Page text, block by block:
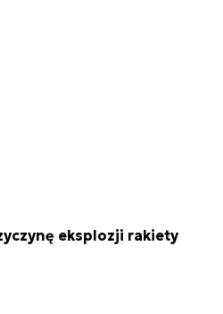
eksplozji rakiety